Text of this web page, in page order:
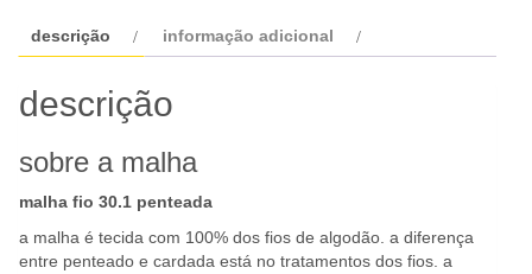
descrição informação adicional
descrição
sobre a malha
malha fio 30.1 penteada
a malha é tecida com 100% dos fios de algodão. a diferença
entre penteado e cardada está no tratamentos dos fios. a